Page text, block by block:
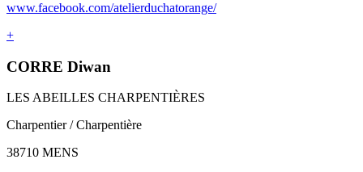
www.facebook.com/atelierduchatorange/
+
CORRE Diwan
LES ABEILLES CHARPENTIÈRES
Charpentier / Charpentière
38710 MENS